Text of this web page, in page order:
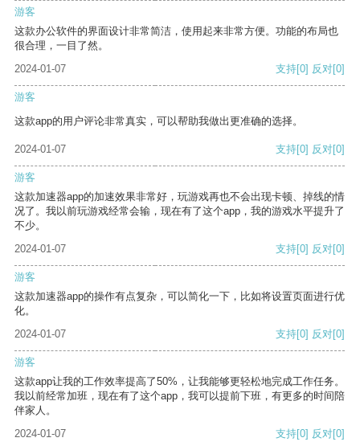
游客
这款办公软件的界面设计非常简洁，使用起来非常方便。功能的布局也
很合理，一目了然。
2024-01-07
支持[0] 反对[0]
游客
这款app的用户评论非常真实，可以帮助我做出更准确的选择。
2024-01-07 支持[0] 反对[0]
游客
这款加速器app的加速效果非常好，玩游戏再也不会出现卡顿、掉线的情
况了。我以前玩游戏经常会输，现在有了这个app，我的游戏水平提升了
不少。
2024-01-07
支持[0] 反对[0]
游客
这款加速器app的操作有点复杂，可以简化一下，比如将设置页面进行优
化。
2024-01-07
支持[0] 反对[0]
游客
这款app让我的工作效率提高了50%，让我能够更轻松地完成工作任务。
我以前经常加班，现在有了这个app，我可以提前下班，有更多的时间陪
伴家人。
2024-01-07
支持[0] 反对[0]